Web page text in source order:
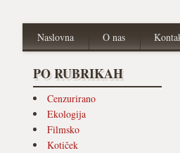
Naslovna O nas
PO RUBRIKAH
Cenzurirano
Ekologija
Filmsko
Kotiček